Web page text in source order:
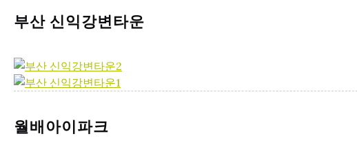
부산 신익강변타운
월배아이파크